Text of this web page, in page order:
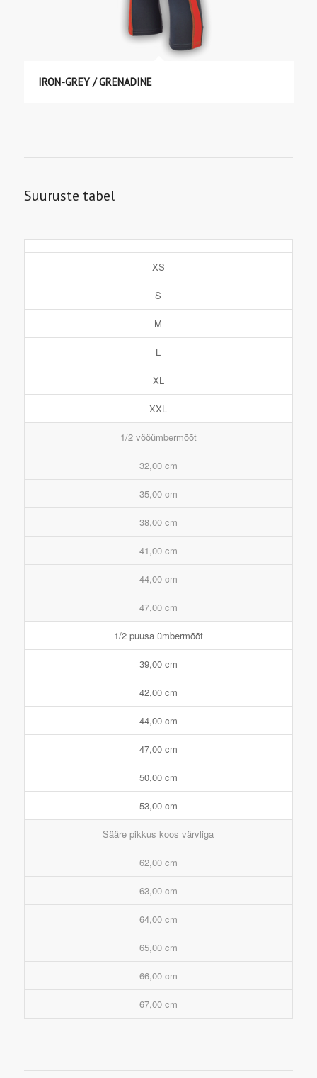
IRON-GREY / GRENADINE
Suuruste tabel
XS
S
M
L
XL
XXL
1/2 vööümbermõõt
32,00 cm
35,00 cm
38,00 cm
41,00 cm
44,00 cm
47,00 cm
1/2 puusa ümbermõõt
39,00 cm
42,00 cm
44,00 cm
47,00 cm
50,00 cm
53,00 cm
Sääre pikkus koos värvliga
62,00 cm
63,00 cm
64,00 cm
65,00 cm
66,00 cm
67,00 cm